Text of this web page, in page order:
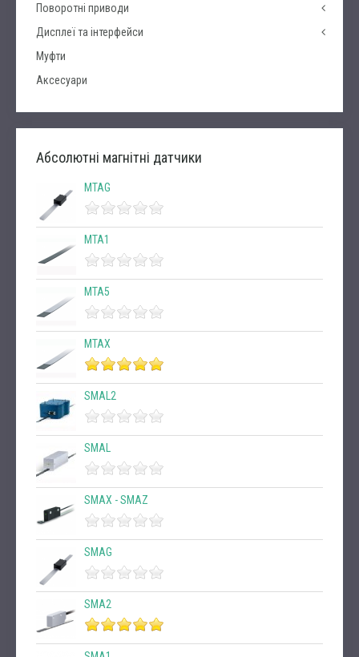
Поворотні приводи
Дисплеї та інтерфейси
Муфти
Аксесуари
Абсолютні магнітні датчики
MTAG
MTA1
MTA5
MTAX
SMAL2
SMAL
SMAX - SMAZ
SMAG
SMA2